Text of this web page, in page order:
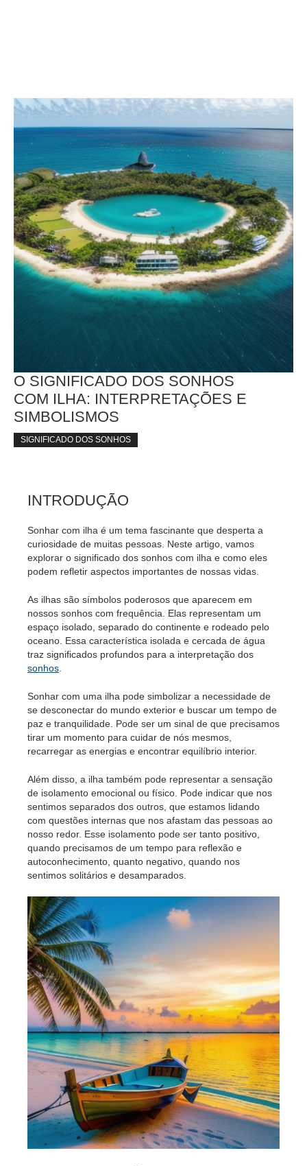
O SIGNIFICADO DOS SONHOS
COM ILHA: INTERPRETAÇÕES E
SIMBOLISMOS
SIGNIFICADO DOS SONHOS
INTRODUÇÃO
Sonhar com ilha é um tema fascinante que desperta a
curiosidade de muitas pessoas. Neste artigo, vamos
explorar o significado dos sonhos com ilha e como eles
podem refletir aspectos importantes de nossas vidas.
As ilhas são símbolos poderosos que aparecem em
nossos sonhos com frequência. Elas representam um
espaço isolado, separado do continente e rodeado pelo
oceano. Essa característica isolada e cercada de água
traz significados profundos para a interpretação dos
sonhos.
Sonhar com uma ilha pode simbolizar a necessidade de
se desconectar do mundo exterior e buscar um tempo de
paz e tranquilidade. Pode ser um sinal de que precisamos
tirar um momento para cuidar de nós mesmos,
recarregar as energias e encontrar equilíbrio interior.
Além disso, a ilha também pode representar a sensação
de isolamento emocional ou físico. Pode indicar que nos
sentimos separados dos outros, que estamos lidando
com questões internas que nos afastam das pessoas ao
nosso redor. Esse isolamento pode ser tanto positivo,
quando precisamos de um tempo para reflexão e
autoconhecimento, quanto negativo, quando nos
sentimos solitários e desamparados.